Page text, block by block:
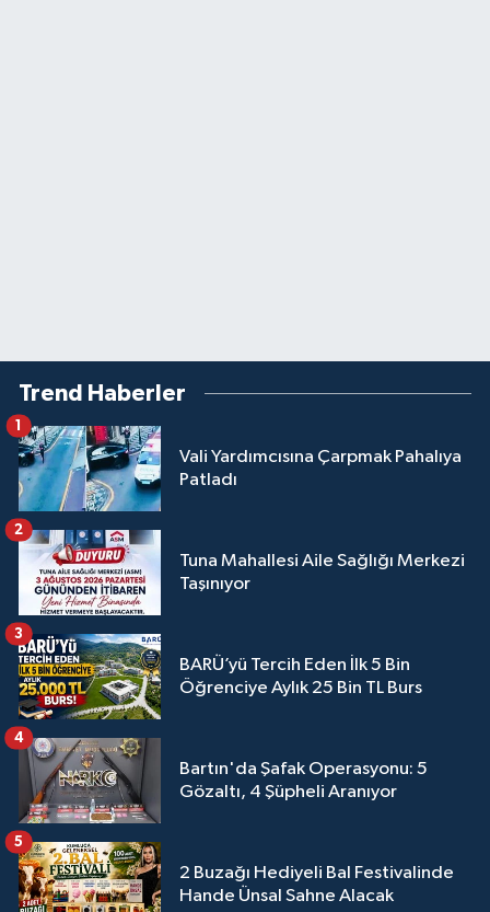
Trend Haberler
Vali Yardımcısına Çarpmak Pahalıya
Patladı
1
Tuna Mahallesi Aile Sağlığı Merkezi
Taşınıyor
2
BARÜ’yü Tercih Eden İlk 5 Bin
Öğrenciye Aylık 25 Bin TL Burs
3
Bartın'da Şafak Operasyonu: 5
Gözaltı, 4 Şüpheli Aranıyor
4
2 Buzağı Hediyeli Bal Festivalinde
Hande Ünsal Sahne Alacak
5